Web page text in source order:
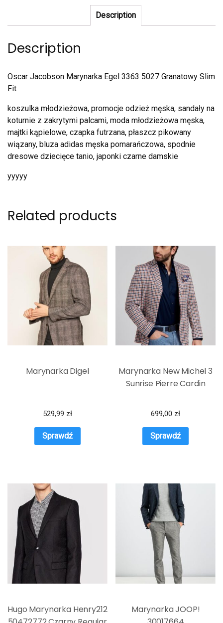
Description
Description
Oscar Jacobson Marynarka Egel 3363 5027 Granatowy Slim
Fit
koszulka młodzieżowa, promocje odzież męska, sandały na
koturnie z zakrytymi palcami, moda młodzieżowa męska,
majtki kąpielowe, czapka futrzana, płaszcz pikowany
wiązany, bluza adidas męska pomarańczowa, spodnie
dresowe dziecięce tanio, japonki czarne damskie
yyyyy
Related products
Marynarka Digel
529,99 zł
Sprawdź
Marynarka New Michel 3
Sunrise Pierre Cardin
699,00 zł
Sprawdź
Hugo Marynarka Henry212
Marynarka JOOP!